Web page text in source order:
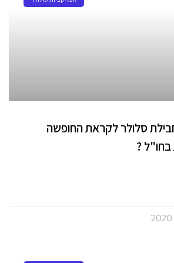
סלולר לקראת החופשה
?